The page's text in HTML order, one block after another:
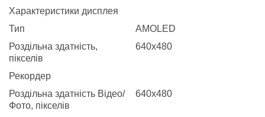
Характеристики дисплея
Тип
AMOLED
Роздільна здатність,
пікселів
640х480
Рекордер
Роздільна здатність Відео/
Фото, пікселів
640х480